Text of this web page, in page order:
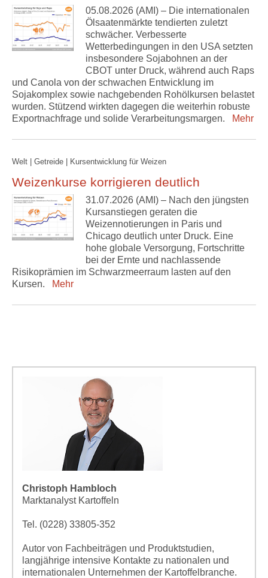
05.08.2026 (AMI) – Die internationalen
Ölsaatenmärkte tendierten zuletzt
schwächer. Verbesserte
Wetterbedingungen in den USA setzten
insbesondere Sojabohnen an der
CBOT unter Druck, während auch Raps
und Canola von der schwachen Entwicklung im
Sojakomplex sowie nachgebenden Rohölkursen belastet
wurden. Stützend wirkten dagegen die weiterhin robuste
Exportnachfrage und solide Verarbeitungsmargen.
Mehr
Welt | Getreide | Kursentwicklung für Weizen
Weizenkurse korrigieren deutlich
31.07.2026 (AMI) – Nach den jüngsten
Kursanstiegen geraten die
Weizennotierungen in Paris und
Chicago deutlich unter Druck. Eine
hohe globale Versorgung, Fortschritte
bei der Ernte und nachlassende
Risikoprämien im Schwarzmeerraum lasten auf den
Kursen.
Mehr
Christoph Hambloch
Marktanalyst Kartoffeln
Tel. (0228) 33805-352
Autor von Fachbeiträgen und Produktstudien,
langjährige intensive Kontakte zu nationalen und
internationalen Unternehmen der Kartoffelbranche.